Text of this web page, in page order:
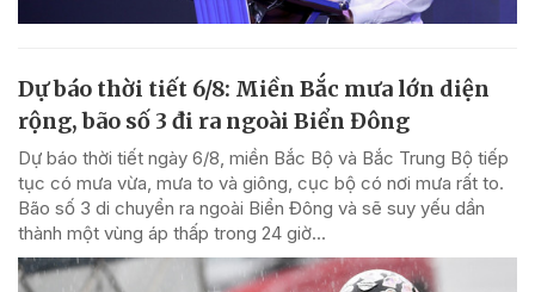
Dự báo thời tiết 6/8: Miền Bắc mưa lớn diện
rộng, bão số 3 đi ra ngoài Biển Đông
Dự báo thời tiết ngày 6/8, miền Bắc Bộ và Bắc Trung Bộ tiếp
tục có mưa vừa, mưa to và giông, cục bộ có nơi mưa rất to.
Bão số 3 di chuyển ra ngoài Biển Đông và sẽ suy yếu dần
thành một vùng áp thấp trong 24 giờ...